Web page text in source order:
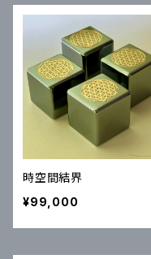
時空間結界
¥99,000